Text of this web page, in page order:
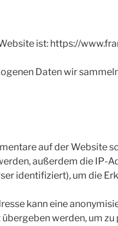
ist: https://
Daten wir
auf der Website
außerdem die IP-
identifiziert), um die
kann eine
werden, um